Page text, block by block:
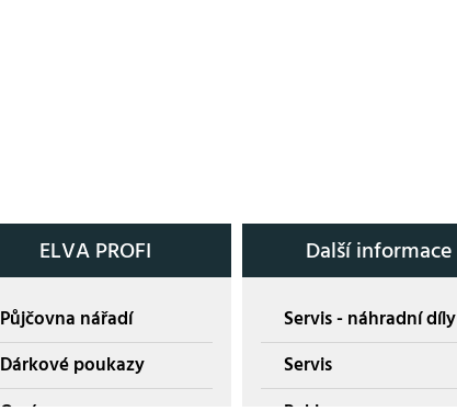
ELVA PROFI
Půjčovna nářadí
Dárkové poukazy
Další informace
Servis - náhradní díly
Servis